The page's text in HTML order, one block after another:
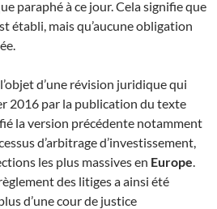
paraphé à ce jour. Cela signifie que
établi, mais qu’aucune obligation
d’une révision juridique qui
2016 par la publication du texte
la version précédente notamment
d’arbitrage d’investissement,
les plus massives en Europe.
des litiges a ainsi été
d’une cour de justice